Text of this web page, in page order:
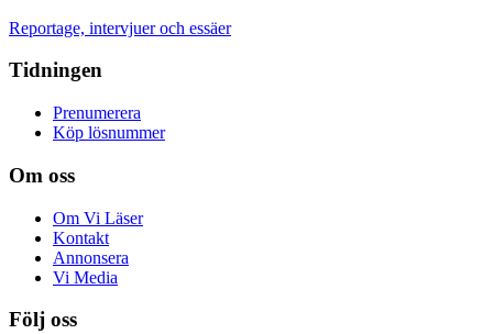
Reportage, intervjuer och essäer
Tidningen
Prenumerera
Köp lösnummer
Om oss
Om Vi Läser
Kontakt
Annonsera
Vi Media
Följ oss